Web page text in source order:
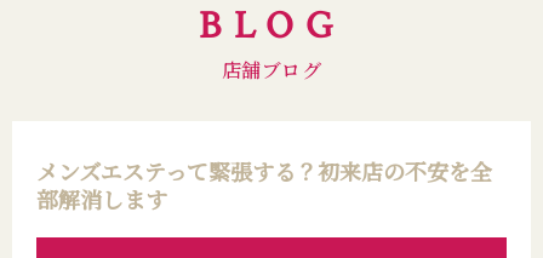
BLOG
店舗ブログ
メンズエステって緊張する？初来店の不安を全
部解消します